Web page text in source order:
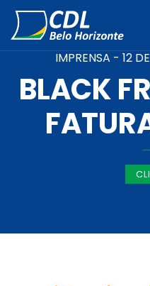
IMPRENSA - 12
BLACK